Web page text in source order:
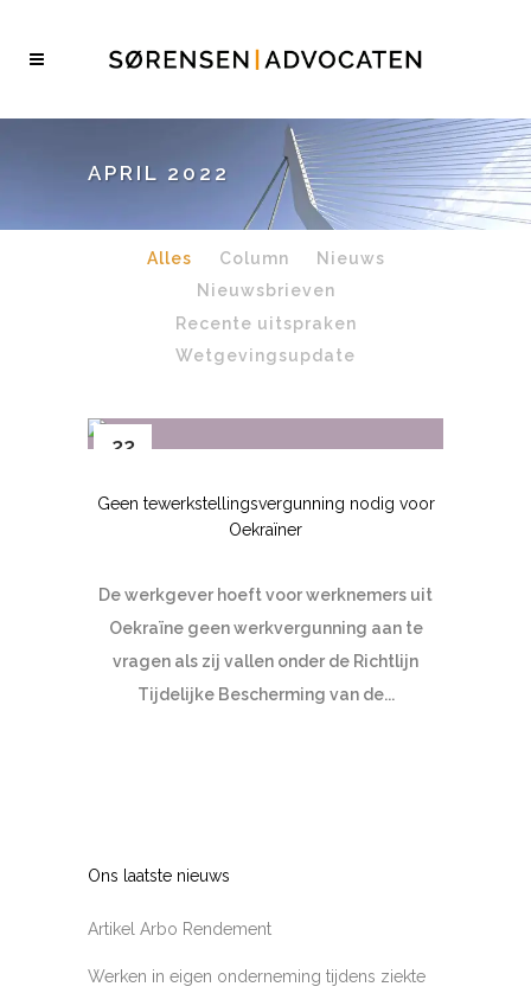
APRIL 2022
Alles Column
Nieuws
Nieuwsbrieven
Recente uitspraken
Wetgevingsupdate
22
Geen tewerkstellingsvergunning nodig voor
Oekraïner
De werkgever hoeft voor werknemers uit
Oekraïne geen werkvergunning aan te
vragen als zij vallen onder de Richtlijn
Tijdelijke Bescherming van de...
Ons laatste nieuws
Artikel Arbo Rendement
Werken in eigen onderneming tijdens ziekte